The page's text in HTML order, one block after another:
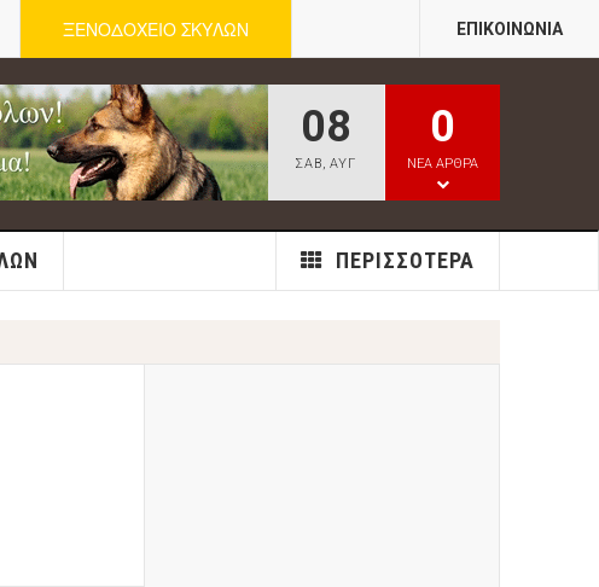
ΞΕΝΟΔΟΧΕΙΟ ΣΚΥΛΩΝ ΕΠΙΚΟΙΝΩΝΊΑ
08
ΣΑΒ,ΑΥΓ
0
ΝΕΑ ΑΡΘΡΑ
ΠΕΡΙΣΣΌΤΕΡΑ